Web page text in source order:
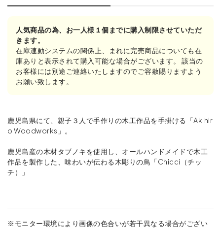
人気商品の為、お一人様１個までに購入制限させていただ
きます。
在庫連動システムの関係上、まれに完売商品についても在
庫ありと表示されて購入可能な場合がございます。 該当の
お客様には別途ご連絡いたしますのでご容赦賜りますよう
お願い致します。
鹿児島県にて、親子３人で手作りの木工作品を手掛ける「Akihir
o Woodworks」。
鹿児島産の木材タブノキを使用し、オールハンドメイドで木工
作品を製作した、味わいが伝わる木彫りの鳥「Chicci（チッ
チ）」
※モニター環境により画像の色合いが若干異なる場合がござい